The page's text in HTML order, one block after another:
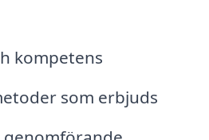
kompetens
som erbjuds